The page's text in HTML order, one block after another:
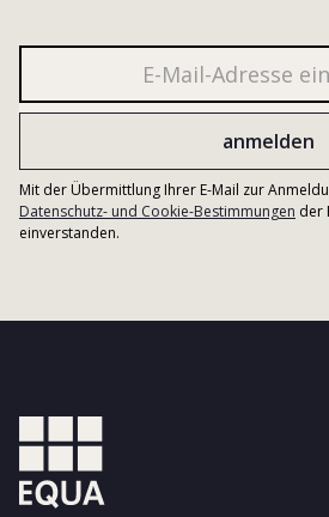
Mit der Übermittlung Ihrer E-Mail zur
Datenschutz- und Cookie-Bestimmungen der
einverstanden.